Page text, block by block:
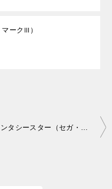
ークIII）
ファンタシースター（セガ・マークIII）